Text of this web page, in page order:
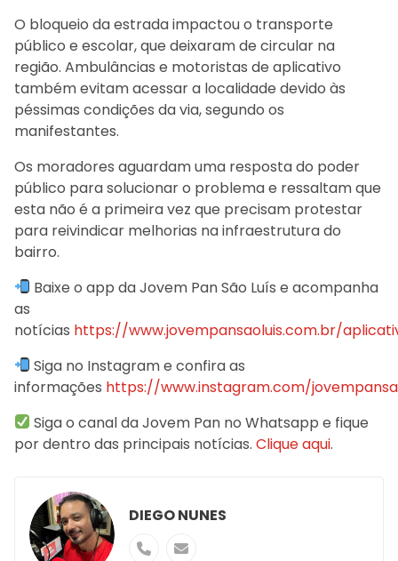
O bloqueio da estrada impactou o transporte
público e escolar, que deixaram de circular na
região. Ambulâncias e motoristas de aplicativo
também evitam acessar a localidade devido às
péssimas condições da via, segundo os
manifestantes.
Os moradores aguardam uma resposta do poder
público para solucionar o problema e ressaltam que
esta não é a primeira vez que precisam protestar
para reivindicar melhorias na infraestrutura do
bairro.
Baixe o app da Jovem Pan São Luís e acompanha
as
notícias https://www.jovempansaoluis.com.br/
Siga no Instagram e confira as
informações https://www.instagram.com/
Siga o canal da Jovem Pan no Whatsapp e fique
por dentro das principais notícias. Clique aqui.
DIEGO NUNES